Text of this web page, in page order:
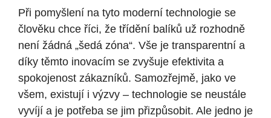
Při pomyšlení na tyto moderní technologie se
člověku chce říci, že třídění balíků už rozhodně
není žádná „šedá zóna“. Vše je transparentní a
díky těmto inovacím se zvyšuje efektivita a
spokojenost zákazníků. Samozřejmě, jako ve
všem, existují i výzvy – technologie se neustále
vyvíjí a je potřeba se jim přizpůsobit. Ale jedno je